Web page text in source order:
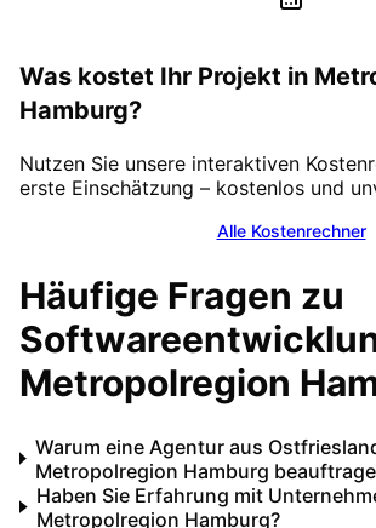
Was kostet Ihr Projekt in
Hamburg?
Nutzen Sie unsere interaktiven
erste Einschätzung – kostenlos und
Alle Kostenrechner
Häufige Fragen zu
Metropolregion
Warum eine Agentur aus
Metropolregion Hamburg
Haben Sie Erfahrung mit
Metropolregion Hamburg?